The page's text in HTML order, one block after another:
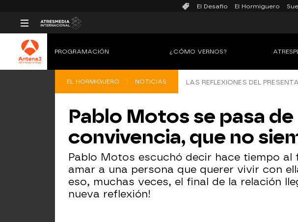
El Desafío El Hormiguero
PROGRAMACIÓN ¿CÓMO VERNOS?
EL HORMIGUERO NOTICIAS LAS REFLEXIONES DEL
Pablo Motos se pasa
convivencia, que no
Pablo Motos escuchó decir hace tiempo
amar a una persona que querer vivir con
eso, muchas veces, el final de la relación
nueva reflexión!